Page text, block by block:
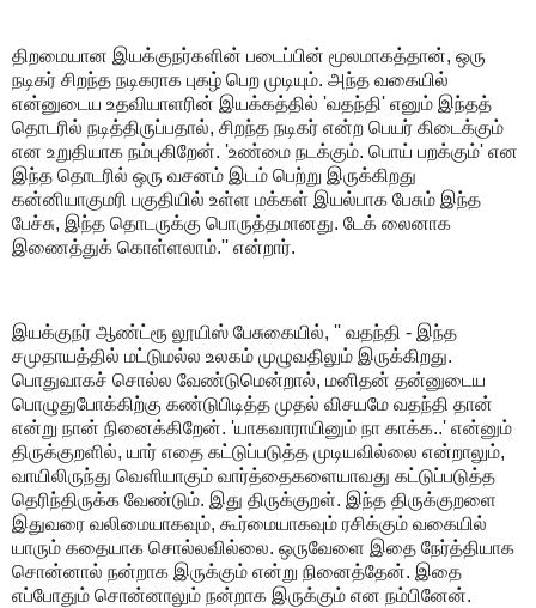
திறமையான இயக்குநர்களின் படைப்பின் மூலமாகத்தான், ஒரு
நடிகர் சிறந்த நடிகராக புகழ் பெற முடியும். அந்த வகையில்
என்னுடைய உதவியாளரின் இயக்கத்தில் 'வதந்தி' எனும் இந்தத்
தொடரில் நடித்திருப்பதால், சிறந்த நடிகர் என்ற பெயர் கிடைக்கும்
என உறுதியாக நம்புகிறேன். 'உண்மை நடக்கும். பொய் பறக்கும்' என
இந்த தொடரில் ஒரு வசனம் இடம் பெற்று இருக்கிறது
கன்னியாகுமரி பகுதியில் உள்ள மக்கள் இயல்பாக பேசும் இந்த
பேச்சு, இந்த தொடருக்கு பொருத்தமானது. டேக் லைனாக
இணைத்துக் கொள்ளலாம்.'' என்றார்.
இயக்குநர் ஆண்ட்ரூ லூயிஸ் பேசுகையில், '' வதந்தி - இந்த
சமுதாயத்தில் மட்டுமல்ல உலகம் முழுவதிலும் இருக்கிறது.
பொதுவாகச் சொல்ல வேண்டுமென்றால், மனிதன் தன்னுடைய
பொழுதுபோக்கிற்கு கண்டுபிடித்த முதல் விசயமே வதந்தி தான்
என்று நான் நினைக்கிறேன். 'யாகவாராயினும் நா காக்க..' என்னும்
திருக்குறளில், யார் எதை கட்டுப்படுத்த முடியவில்லை என்றாலும்,
வாயிலிருந்து வெளியாகும் வார்த்தைகளையாவது கட்டுப்படுத்த
தெரிந்திருக்க வேண்டும். இது திருக்குறள். இந்த திருக்குறளை
இதுவரை வலிமையாகவும், கூர்மையாகவும் ரசிக்கும் வகையில்
யாரும் கதையாக சொல்லவில்லை. ஒருவேளை இதை நேர்த்தியாக
சொன்னால் நன்றாக இருக்கும் என்று நினைத்தேன். இதை
எப்போதும் சொன்னாலும் நன்றாக இருக்கும் என நம்பினேன்.